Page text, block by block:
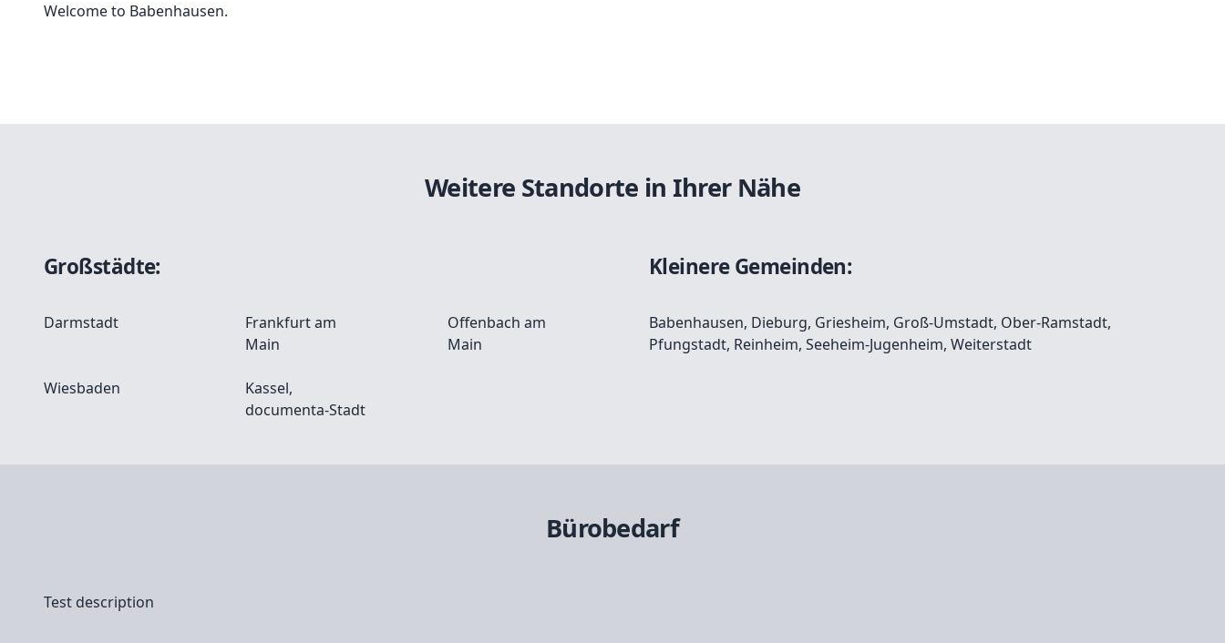
Welcome to Babenhausen.
Weitere Standorte in Ihrer Nähe
Großstädte:
Darmstadt
Frankfurt am
Main
Offenbach am
Main
Wiesbaden
Kassel,
documenta-Stadt
Kleinere Gemeinden:
Babenhausen, Dieburg, Griesheim, Groß-Umstadt, Ober-Ramstadt,
Pfungstadt, Reinheim, Seeheim-Jugenheim, Weiterstadt
Bürobedarf
Test description